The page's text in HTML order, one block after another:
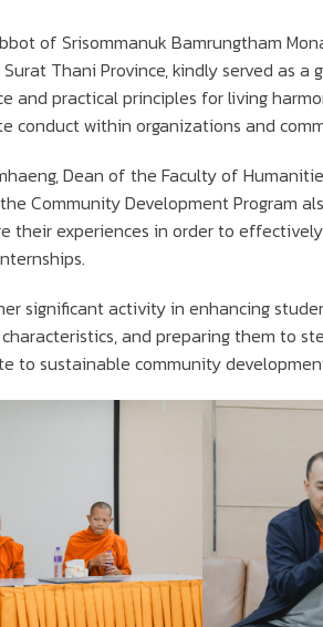
of Srisommanuk Bamrungtham
Thani Province, kindly served as a
and practical principles for living
conduct within organizations and
Dean of the Faculty of
Community Development Program
their experiences in order to
significant activity in enhancing
and preparing them to
to sustainable community